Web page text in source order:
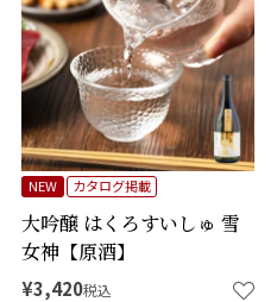
大吟醸 はくろすいしゅ 雪
女神【原酒】
NEW カタログ掲載
¥3,420税込